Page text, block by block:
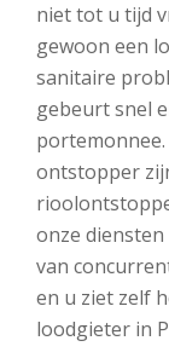
niet tot u tijd
gewoon een
sanitaire
gebeurt snel
ontstopper
onze
van
en u ziet zelf
loodgieter in